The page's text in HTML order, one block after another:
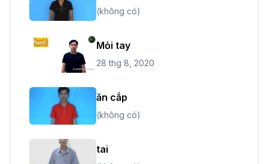
(không có)
Mỏi tay
28 thg 8, 2020
ăn cắp
(không có)
tai